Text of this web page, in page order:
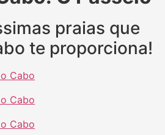
praias que
te proporciona!